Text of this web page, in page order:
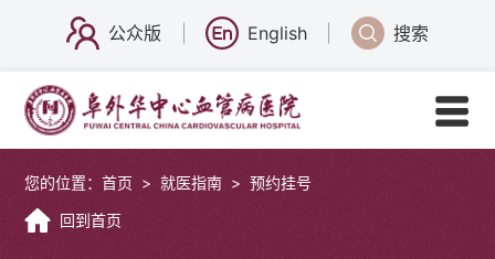
公众版 English 搜索
您的位置：首页 > 就医指南 > 预约挂号
回到首页